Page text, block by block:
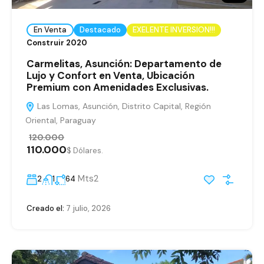
En Venta Destacado
EXELENTE INVERSION!!!
Construir 2020
Carmelitas, Asunción: Departamento de
Lujo y Confort en Venta, Ubicación
Premium con Amenidades Exclusivas.
Las Lomas, Asunción, Distrito Capital, Región
Oriental, Paraguay
110.000
120.000
$ Dólares.
2 1 64 Mts2
Creado el: 7 julio, 2026